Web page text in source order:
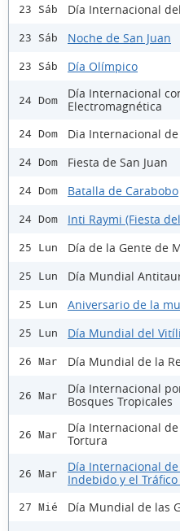
23 Sáb Día Internacional
23 Sáb Noche de San Juan
23 Sáb Día Olímpico
24 Dom
Día Internacional
Electromagnética
24 Dom Dia Internacional
24 Dom Fiesta de San Juan
24 Dom Batalla de Carabobo
24 Dom Inti Raymi (Fiesta
25 Lun Día de la Gente de
25 Lun Día Mundial
25 Lun Aniversario de la
25 Lun Día Mundial del
26 Mar Día Mundial de la
26 Mar
Día Internacional
Bosques Tropicales
26 Mar
Día Internacional
Tortura
26 Mar
Día Internacional
Indebido y el
27 Mié Día Mundial de las